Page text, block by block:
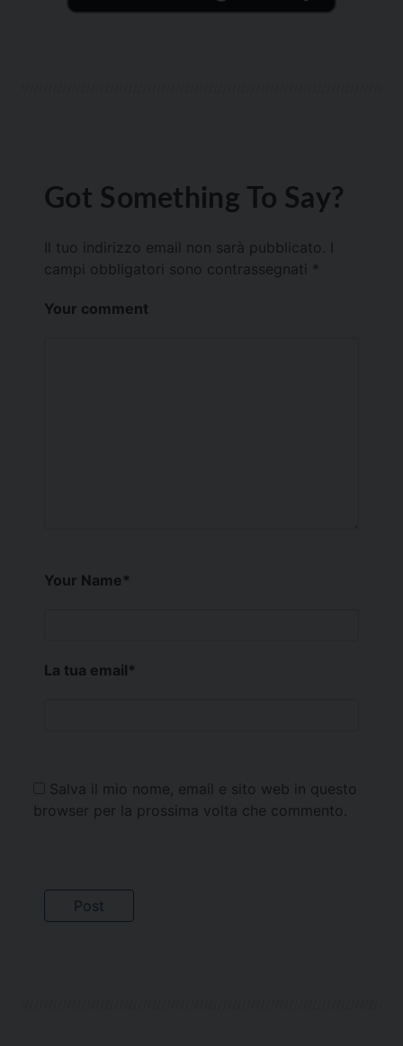
Got Something To Say?
Il tuo indirizzo email non sarà pubblicato.
campi obbligatori sono contrassegnati *
Your comment
Your Name*
La tua email*
Salva il mio nome, email e sito web in questo
browser per la prossima volta che commento.